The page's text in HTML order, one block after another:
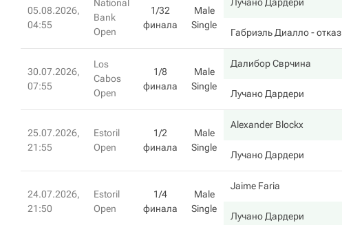
05.08.2026,
04:55
National
Bank
Open
1/32
финала
Male
Single
Габриэль Диалло- отказ
30.07.2026,
07:55
Los
Cabos
Open
1/8
финала
Male
Single
Далибор Сврчина
Лучано Дардери
25.07.2026,
21:55
Estoril
Open
1/2
финала
Male
Single
Alexander Blockx
Лучано Дардери
24.07.2026,
21:50
Estoril
Open
1/4
финала
Male
Single
Jaime Faria
Лучано Дардери